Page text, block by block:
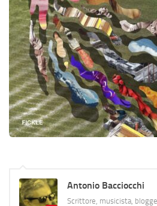
Antonio Bacciocchi
Scrittore, musicista,